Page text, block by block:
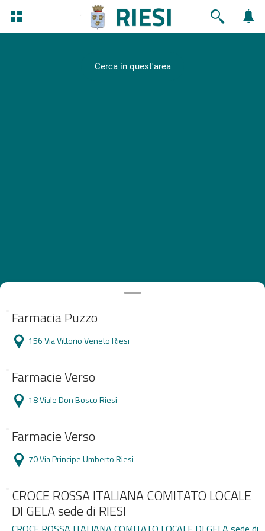
Farmacia Puzzo
156 Via Vittorio Veneto Riesi
Farmacie Verso
18 Viale Don Bosco Riesi
Farmacie Verso
70 Via Principe Umberto Riesi
CROCE ROSSA ITALIANA COMITATO LOCALE
DI GELA sede di RIESI
Cerca in quest'area